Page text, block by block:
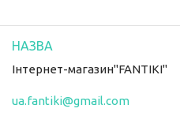
Інтернет-магазин"FANTIKI"
ua.fantiki@gmail.com